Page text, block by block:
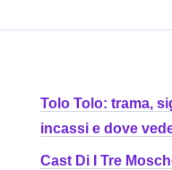
Tolo Tolo: trama,
incassi e dove
Cast Di I Tre